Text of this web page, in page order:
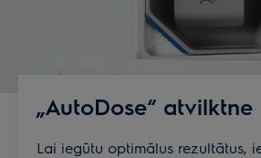
„AutoDose“ atvilktne
Lai iegūtu optimālus rezultātus,